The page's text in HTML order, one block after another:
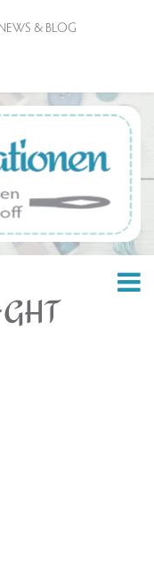
& BLOG